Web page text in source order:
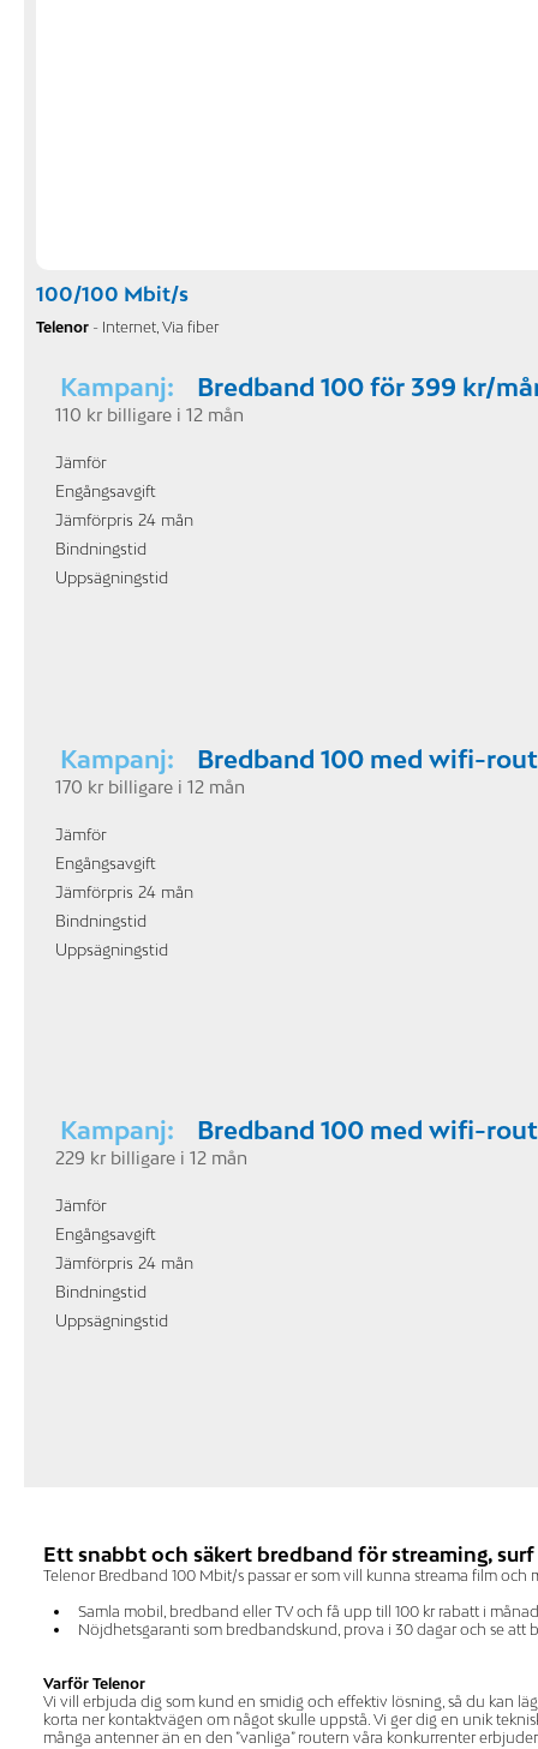
100/100 Mbit/s
Telenor - Internet, Via fiber
Kampanj: Bredband 100 för 399 kr/
110 kr billigare i 12 mån
Jämför
Engångsavgift
Jämförpris 24 mån
Bindningstid
Uppsägningstid
Kampanj: Bredband 100 med wifi-
170 kr billigare i 12 mån
Jämför
Engångsavgift
Jämförpris 24 mån
Bindningstid
Uppsägningstid
Kampanj: Bredband 100 med wifi-
229 kr billigare i 12 mån
Jämför
Engångsavgift
Jämförpris 24 mån
Bindningstid
Uppsägningstid
Ett snabbt och säkert bredband för streaming,
Telenor Bredband 100 Mbit/s passar er som vill kunna streama film och
Samla mobil, bredband eller TV och få upp till 100 kr rabatt i
Nöjdhetsgaranti som bredbandskund, prova i 30 dagar och se
Varför Telenor
Vi vill erbjuda dig som kund en smidig och effektiv lösning, så du kan
korta ner kontaktvägen om något skulle uppstå. Vi ger dig en unik
många antenner än en den ”vanliga” routern våra konkurrenter